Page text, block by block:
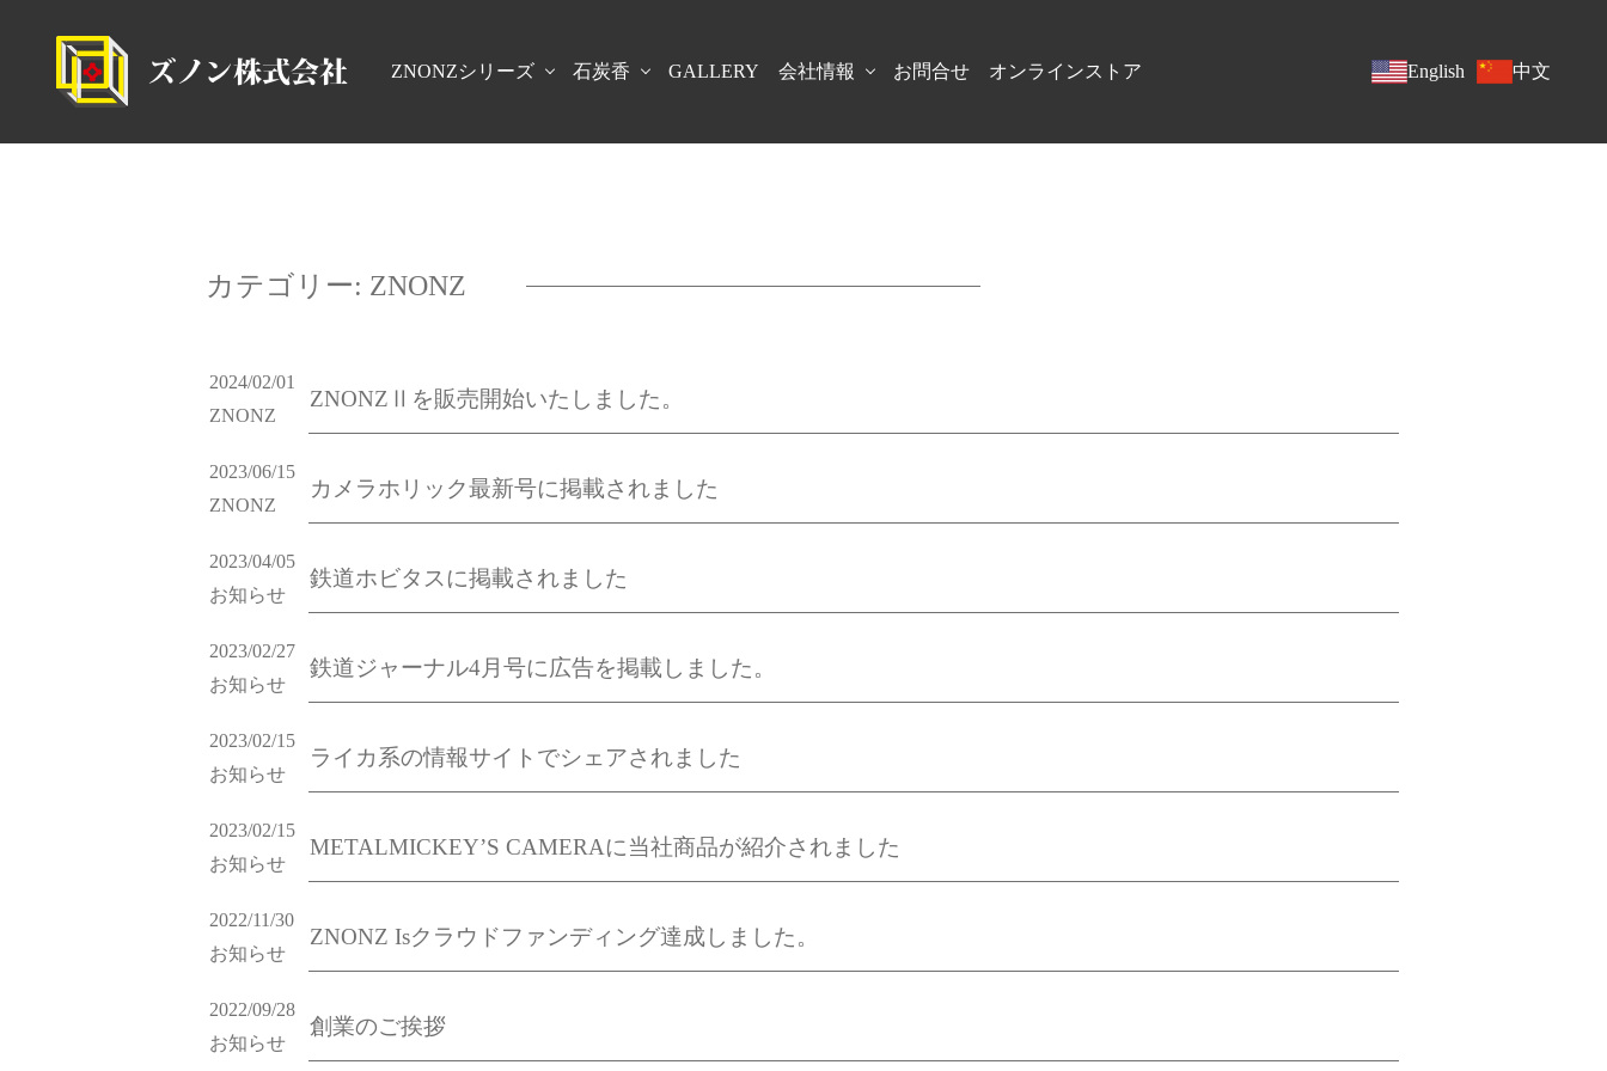
ZNONZシリーズ 石炭香 GALLERY 会社情報 お問合せ オンラインストア English 中文
カテゴリー: ZNONZ
2024/02/01
ZNONZ
ZNONZⅡを販売開始いたしました。
2023/06/15
ZNONZ
カメラホリック最新号に掲載されました
2023/04/05
お知らせ
鉄道ホビタスに掲載されました
2023/02/27
お知らせ
鉄道ジャーナル4月号に広告を掲載しました。
2023/02/15
お知らせ
ライカ系の情報サイトでシェアされました
2023/02/15
お知らせ
METALMICKEY’S CAMERAに当社商品が紹介されました
2022/11/30
お知らせ
ZNONZ Isクラウドファンディング達成しました。
2022/09/28
お知らせ
創業のご挨拶